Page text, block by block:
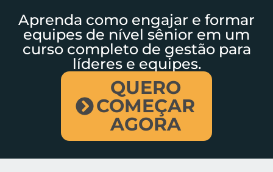
Aprenda como engajar e formar
equipes de nível sênior em um
curso completo de gestão para
líderes e equipes.
QUERO
COMEÇAR
AGORA